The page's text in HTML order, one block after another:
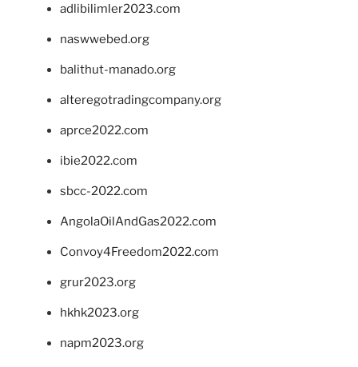
adlibilimler2023.com
naswwebed.org
balithut-manado.org
alteregotradingcompany.org
aprce2022.com
ibie2022.com
sbcc-2022.com
AngolaOilAndGas2022.com
Convoy4Freedom2022.com
grur2023.org
hkhk2023.org
napm2023.org